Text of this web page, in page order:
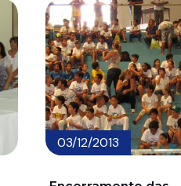
03/12/2013